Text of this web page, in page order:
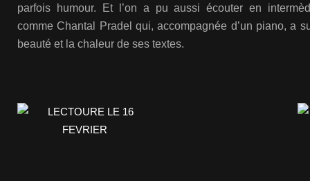
parfois humour. Et l’on a pu aussi écouter en
comme Chantal Pradel qui, accompagnée d’un piano, a
beauté et la chaleur de ses textes.